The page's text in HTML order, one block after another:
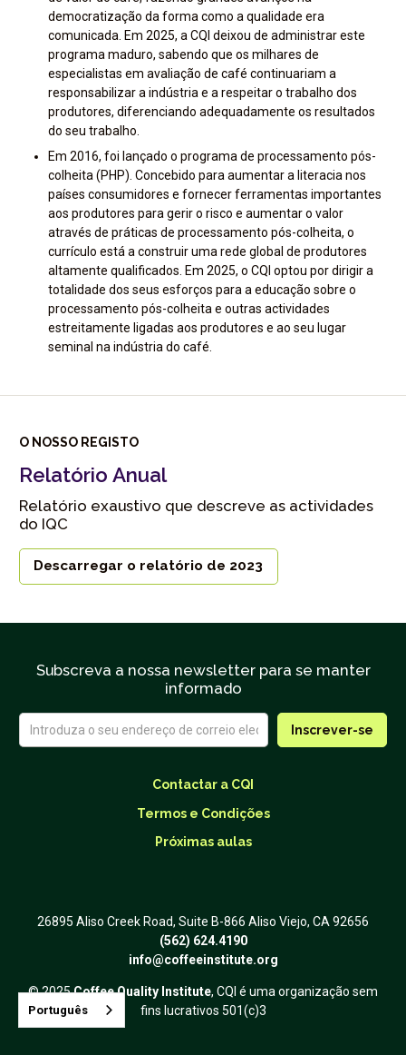
democratização da forma como a qualidade era
comunicada. Em 2025, a CQI deixou de administrar este
programa maduro, sabendo que os milhares de
especialistas em avaliação de café continuariam a
responsabilizar a indústria e a respeitar o trabalho dos
produtores, diferenciando adequadamente os resultados
do seu trabalho.
Em 2016, foi lançado o programa de processamento pós-
colheita (PHP). Concebido para aumentar a literacia nos
países consumidores e fornecer ferramentas importantes
aos produtores para gerir o risco e aumentar o valor
através de práticas de processamento pós-colheita, o
currículo está a construir uma rede global de produtores
altamente qualificados. Em 2025, o CQI optou por dirigir a
totalidade dos seus esforços para a educação sobre o
processamento pós-colheita e outras actividades
estreitamente ligadas aos produtores e ao seu lugar
seminal na indústria do café.
O NOSSO REGISTO
Relatório Anual
Relatório exaustivo que descreve as actividades
do IQC
Descarregar o relatório de 2023
Subscreva a nossa newsletter para se manter
informado
Contactar a CQI
Termos e Condições
Próximas aulas
26895 Aliso Creek Road, Suite B-866 Aliso Viejo, CA 92656
(562) 624.4190
info@coffeeinstitute.org
© 2025Coffee Quality Institute, CQI é uma organização sem
fins lucrativos 501(c)3
Português